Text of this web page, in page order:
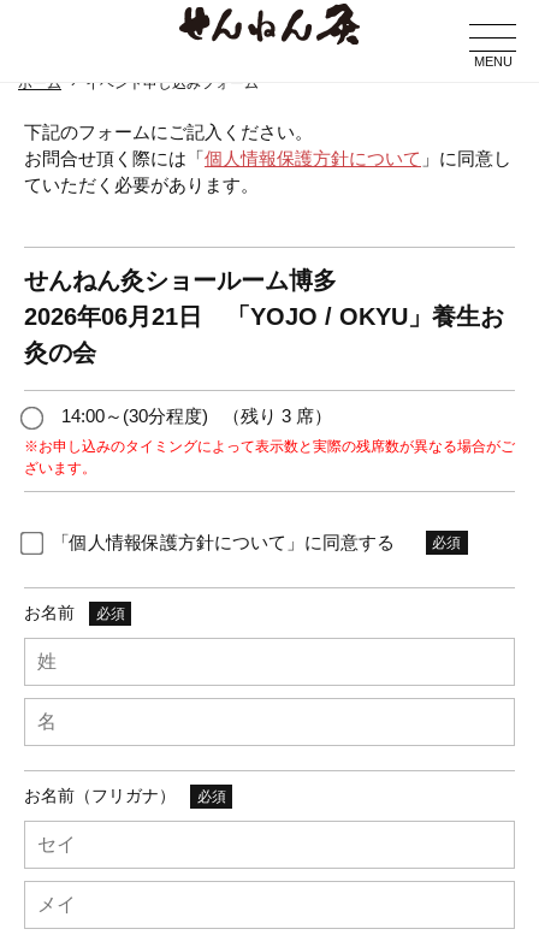
MENU
ホーム イベント申し込みフォーム
下記のフォームにご記入ください。
お問合せ頂く際には「個人情報保護方針について 」に同意し
ていただく必要があります。
せんねん灸ショールーム博多
2026年06月21日 「YOJO / OKYU」養生お
灸の会
14:00～(30分程度) （残り 3 席）
※お申し込みのタイミングによって表示数と実際の残席数が異なる場合がご
ざいます。
「個人情報保護方針について」に同意する 必須
お名前 必須
お名前（フリガナ） 必須